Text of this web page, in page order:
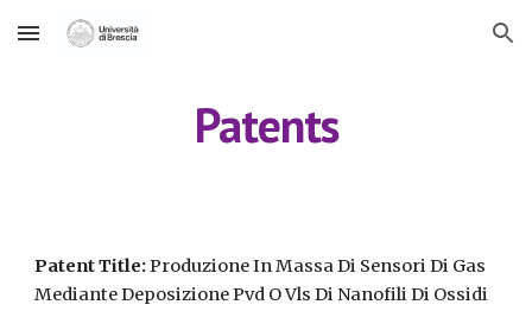
Skip to main content Skip to navigation
Patents
Patent Title:Produzione In Massa Di Sensori Di Gas
Mediante Deposizione Pvd O Vls Di Nanofili Di Ossidi